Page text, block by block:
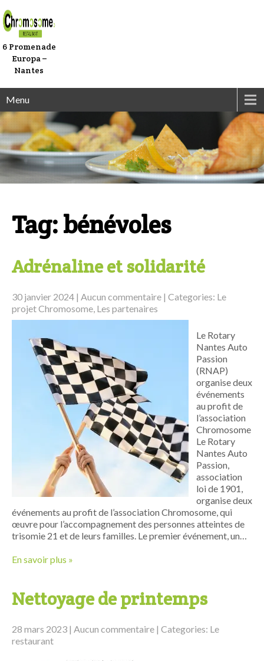
6 Promenade
Europa –
Nantes
Menu
Tag: bénévoles
Adrénaline et solidarité
30 janvier 2024 | Aucun commentaire | Categories: Le
projet Chromosome, Les partenaires
Le Rotary
Nantes Auto
Passion
(RNAP)
organise deux
événements
au profit de
l’association
Chromosome
Le Rotary
Nantes Auto
Passion,
association
loi de 1901,
organise deux
événements au profit de l’association Chromosome, qui
œuvre pour l’accompagnement des personnes atteintes de
trisomie 21 et de leurs familles. Le premier événement, un…
En savoir plus »
Nettoyage de printemps
28 mars 2023 | Aucun commentaire | Categories: Le
restaurant